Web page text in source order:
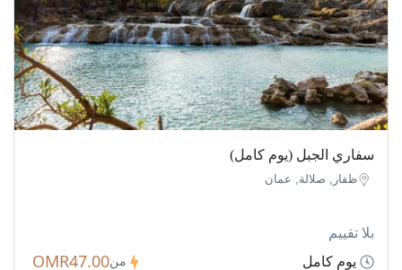
سفاري الجبل (يوم كامل)
ظفار, صلالة, عمان
بلا تقييم
يوم كامل
منOMR47.00